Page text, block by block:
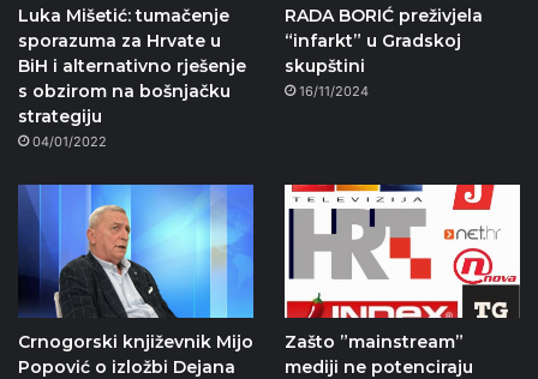
Luka Mišetić: tumačenje
sporazuma za Hrvate u
BiH i alternativno rješenje
s obzirom na bošnjačku
strategiju
04/01/2022
RADA BORIĆ preživjela
“infarkt” u Gradskoj
skupštini
16/11/2024
Crnogorski književnik Mijo
Popović o izložbi Dejana
Zašto ”mainstream”
mediji ne potenciraju